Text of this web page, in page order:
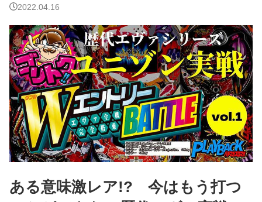
2022.04.16
ある意味激レア!? 今はもう打つ